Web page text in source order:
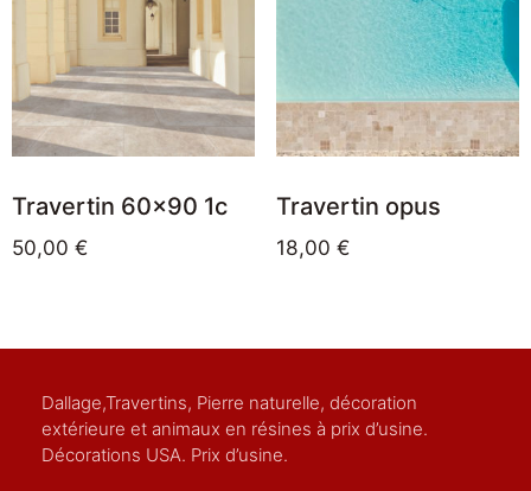
Travertin 60×90 1c
50,00 €
Travertin opus
18,00 €
Dallage,Travertins, Pierre naturelle, décoration
extérieure et animaux en résines à prix d’usine.
Décorations USA. Prix d’usine.